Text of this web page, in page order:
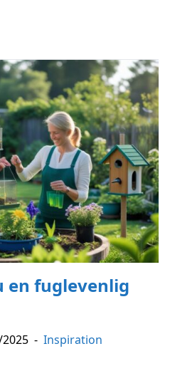
en fuglevenlig
- Inspiration